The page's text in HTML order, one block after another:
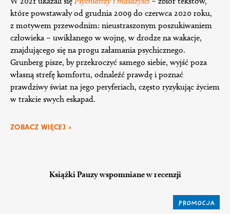
które powstawały od grudnia 2009 do czerwca 2020 roku,
z motywem przewodnim: nieustraszonym poszukiwaniem
człowieka – uwikłanego w wojnę, w drodze na wakacje,
znajdującego się na progu załamania psychicznego.
Grunberg pisze, by przekroczyć samego siebie, wyjść poza
własną strefę komfortu, odnaleźć prawdę i poznać
prawdziwy świat na jego peryferiach, często ryzykując życiem
w trakcie swych eskapad.
ZOBACZ WIĘCEJ »
Książki Pauzy wspomniane w recenzji
PROMOCJA